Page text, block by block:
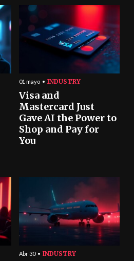
01 mayo INDUSTRY
Visa and
Mastercard Just
Gave AI the Power to
Shop and Pay for
You
Abr 30 INDUSTRY